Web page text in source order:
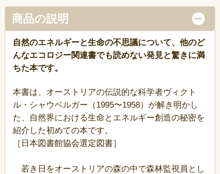
商品の説明
自然のエネルギーと生命の不思議について、他のど
んなエコロジー関連書でも読めない発見と驚きに満
ちた本です。
本書は、オーストリアの伝説的な科学者ヴィクト
ル・シャウベルガー（1995〜1958）が解き明かし
た、自然界における生命とエネルギー創造の秘密を
紹介した初めての本です。
［日本図書館協会選定図書］
若き日をオーストリアの森の中で森林監視員とし